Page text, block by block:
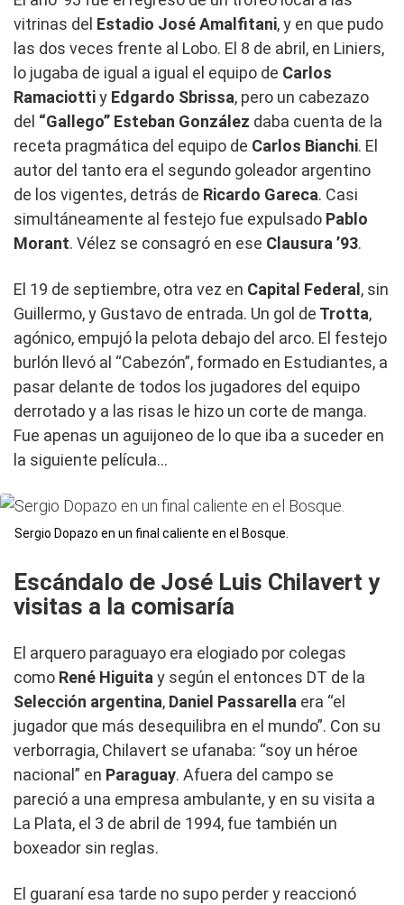
vitrinas del Estadio José Amalfitani, y en que pudo
las dos veces frente al Lobo. El 8 de abril, en Liniers,
lo jugaba de igual a igual el equipo de Carlos
Ramaciottiy Edgardo Sbrissa, pero un cabezazo
del “Gallego” Esteban González daba cuenta de la
receta pragmática del equipo de Carlos Bianchi. El
autor del tanto era el segundo goleador argentino
de los vigentes, detrás de Ricardo Gareca. Casi
simultáneamente al festejo fue expulsado Pablo
Morant. Vélez se consagró en ese Clausura ’93.
El 19 de septiembre, otra vez en Capital Federal, sin
Guillermo, y Gustavo de entrada. Un gol de Trotta,
agónico, empujó la pelota debajo del arco. El festejo
burlón llevó al “Cabezón”, formado en Estudiantes, a
pasar delante de todos los jugadores del equipo
derrotado y a las risas le hizo un corte de manga.
Fue apenas un aguijoneo de lo que iba a suceder en
la siguiente película…
Sergio Dopazo en un final caliente en el Bosque.
Escándalo de José Luis Chilavert y
visitas a la comisaría
El arquero paraguayo era elogiado por colegas
como René Higuita y según el entonces DT de la
Selección argentina, Daniel Passarella era “el
jugador que más desequilibra en el mundo”. Con su
verborragia, Chilavert se ufanaba: “soy un héroe
nacional” en Paraguay. Afuera del campo se
pareció a una empresa ambulante, y en su visita a
La Plata, el 3 de abril de 1994, fue también un
boxeador sin reglas.
El guaraní esa tarde no supo perder y reaccionó